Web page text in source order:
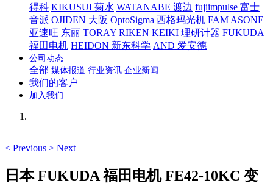
得科 KIKUSUI 菊水 WATANABE 渡边 fujiimpulse 富士
音派 OJIDEN 大阪 OptoSigma 西格玛光机 FAM ASONE
亚速旺 东丽 TORAY RIKEN KEIKI 理研计器 FUKUDA
福田电机 HEIDON 新东科学 AND 爱安德
公司动态
全部 媒体报道 行业资讯 企业新闻
我们的客户
加入我们
< Previous > Next
日本 FUKUDA 福田电机 FE42-10KC 变